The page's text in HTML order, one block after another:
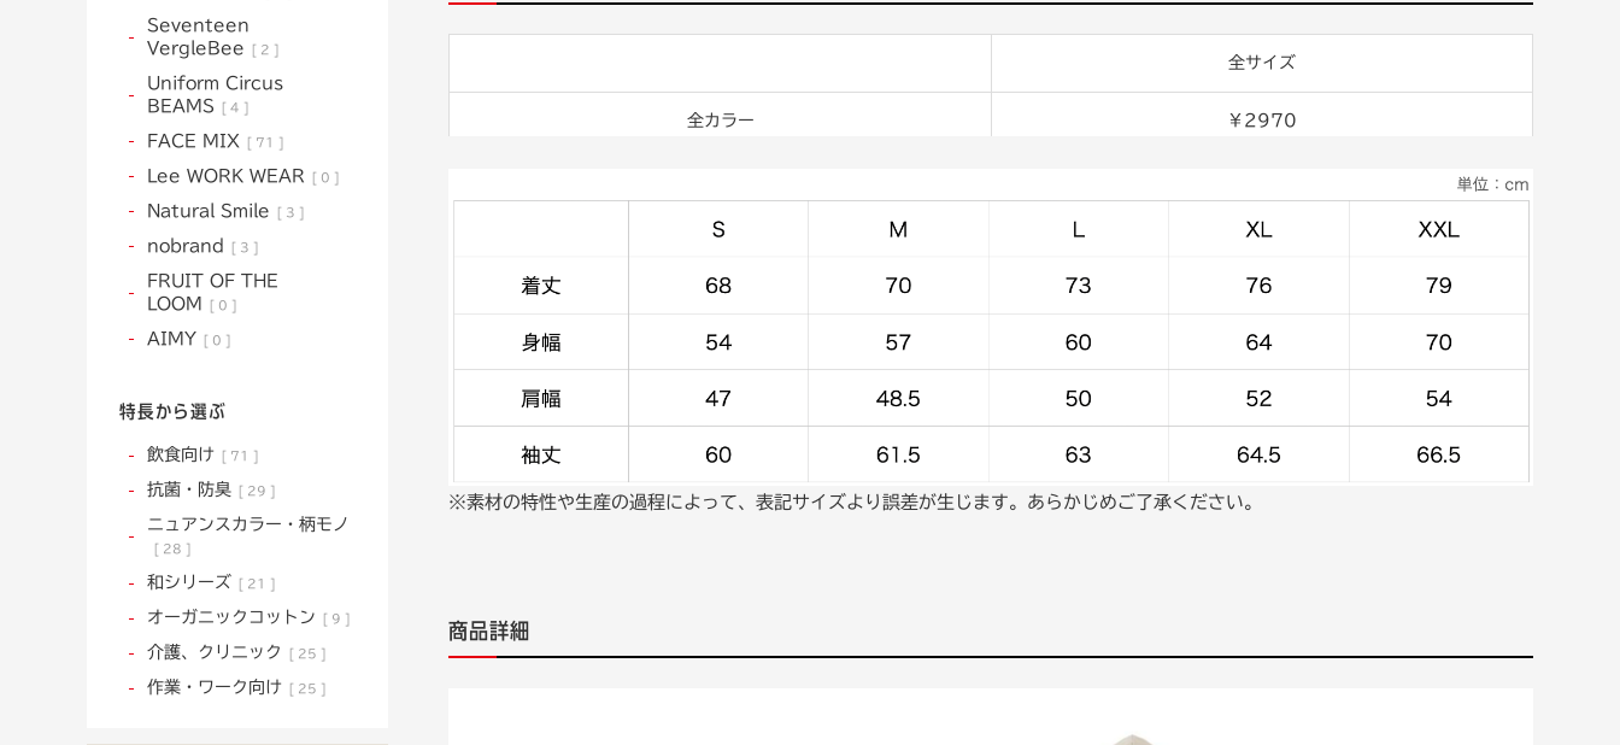
全サイズ
全カラー ￥2970
※素材の特性や生産の過程によって、表記サイズより誤差が生じます。あらかじめご了承ください。
商品詳細
Seventeen
VergleBee
2
Uniform Circus
BEAMS
4
FACE MIX 71
Lee WORK WEAR 0
Natural Smile 3
nobrand 3
FRUIT OF THE
LOOM
0
AIMY 0
特長から選ぶ
飲食向け 71
抗菌・防臭 29
ニュアンスカラー・柄モノ
28
和シリーズ 21
オーガニックコットン 9
介護、クリニック 25
作業・ワーク向け 25